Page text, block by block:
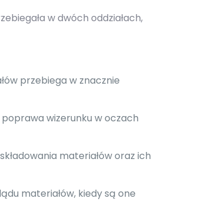
w dwóch oddziałach,
przebiega w znacznie
wizerunku w oczach
materiałów oraz ich
materiałów, kiedy są one